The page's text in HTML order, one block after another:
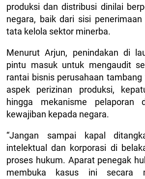
produksi dan distribusi dinilai
negara, baik dari sisi
tata kelola sektor minerba.
Menurut Arjun, penindakan di
pintu masuk untuk mengaudit
rantai bisnis perusahaan
aspek perizinan produksi,
hingga mekanisme pelaporan
kewajiban kepada negara.
“Jangan sampai kapal
intelektual dan korporasi di
proses hukum. Aparat penegak
membuka kasus ini secara